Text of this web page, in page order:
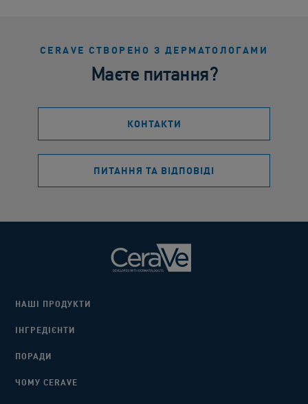
CERAVE СТВОРЕНО З ДЕРМАТОЛОГАМИ
Маєте питання?
КОНТАКТИ
ПИТАННЯ ТА ВІДПОВІДІ
НАШІ ПРОДУКТИ
ІНГРЕДІЄНТИ​
ПОРАДИ​
ЧОМУ CERAVE